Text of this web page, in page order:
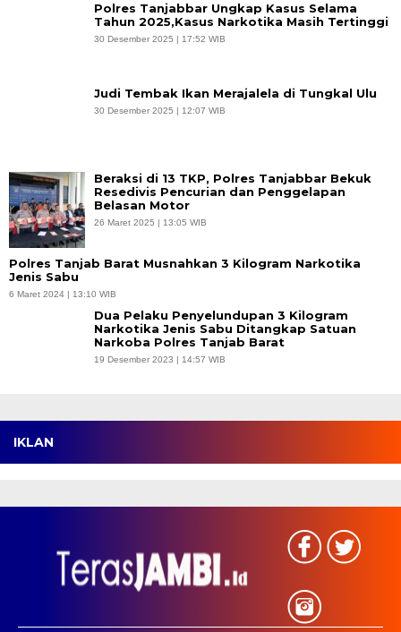
Polres Tanjabbar Ungkap Kasus Selama
Tahun 2025,Kasus Narkotika Masih Tertinggi
30 Desember 2025 | 17:52 WIB
Judi Tembak Ikan Merajalela di Tungkal Ulu
30 Desember 2025 | 12:07 WIB
Beraksi di 13 TKP, Polres Tanjabbar Bekuk
Resedivis Pencurian dan Penggelapan
Belasan Motor
26 Maret 2025 | 13:05 WIB
Polres Tanjab Barat Musnahkan 3 Kilogram Narkotika
Jenis Sabu
6 Maret 2024 | 13:10 WIB
Dua Pelaku Penyelundupan 3 Kilogram
Narkotika Jenis Sabu Ditangkap Satuan
Narkoba Polres Tanjab Barat
19 Desember 2023 | 14:57 WIB
IKLAN